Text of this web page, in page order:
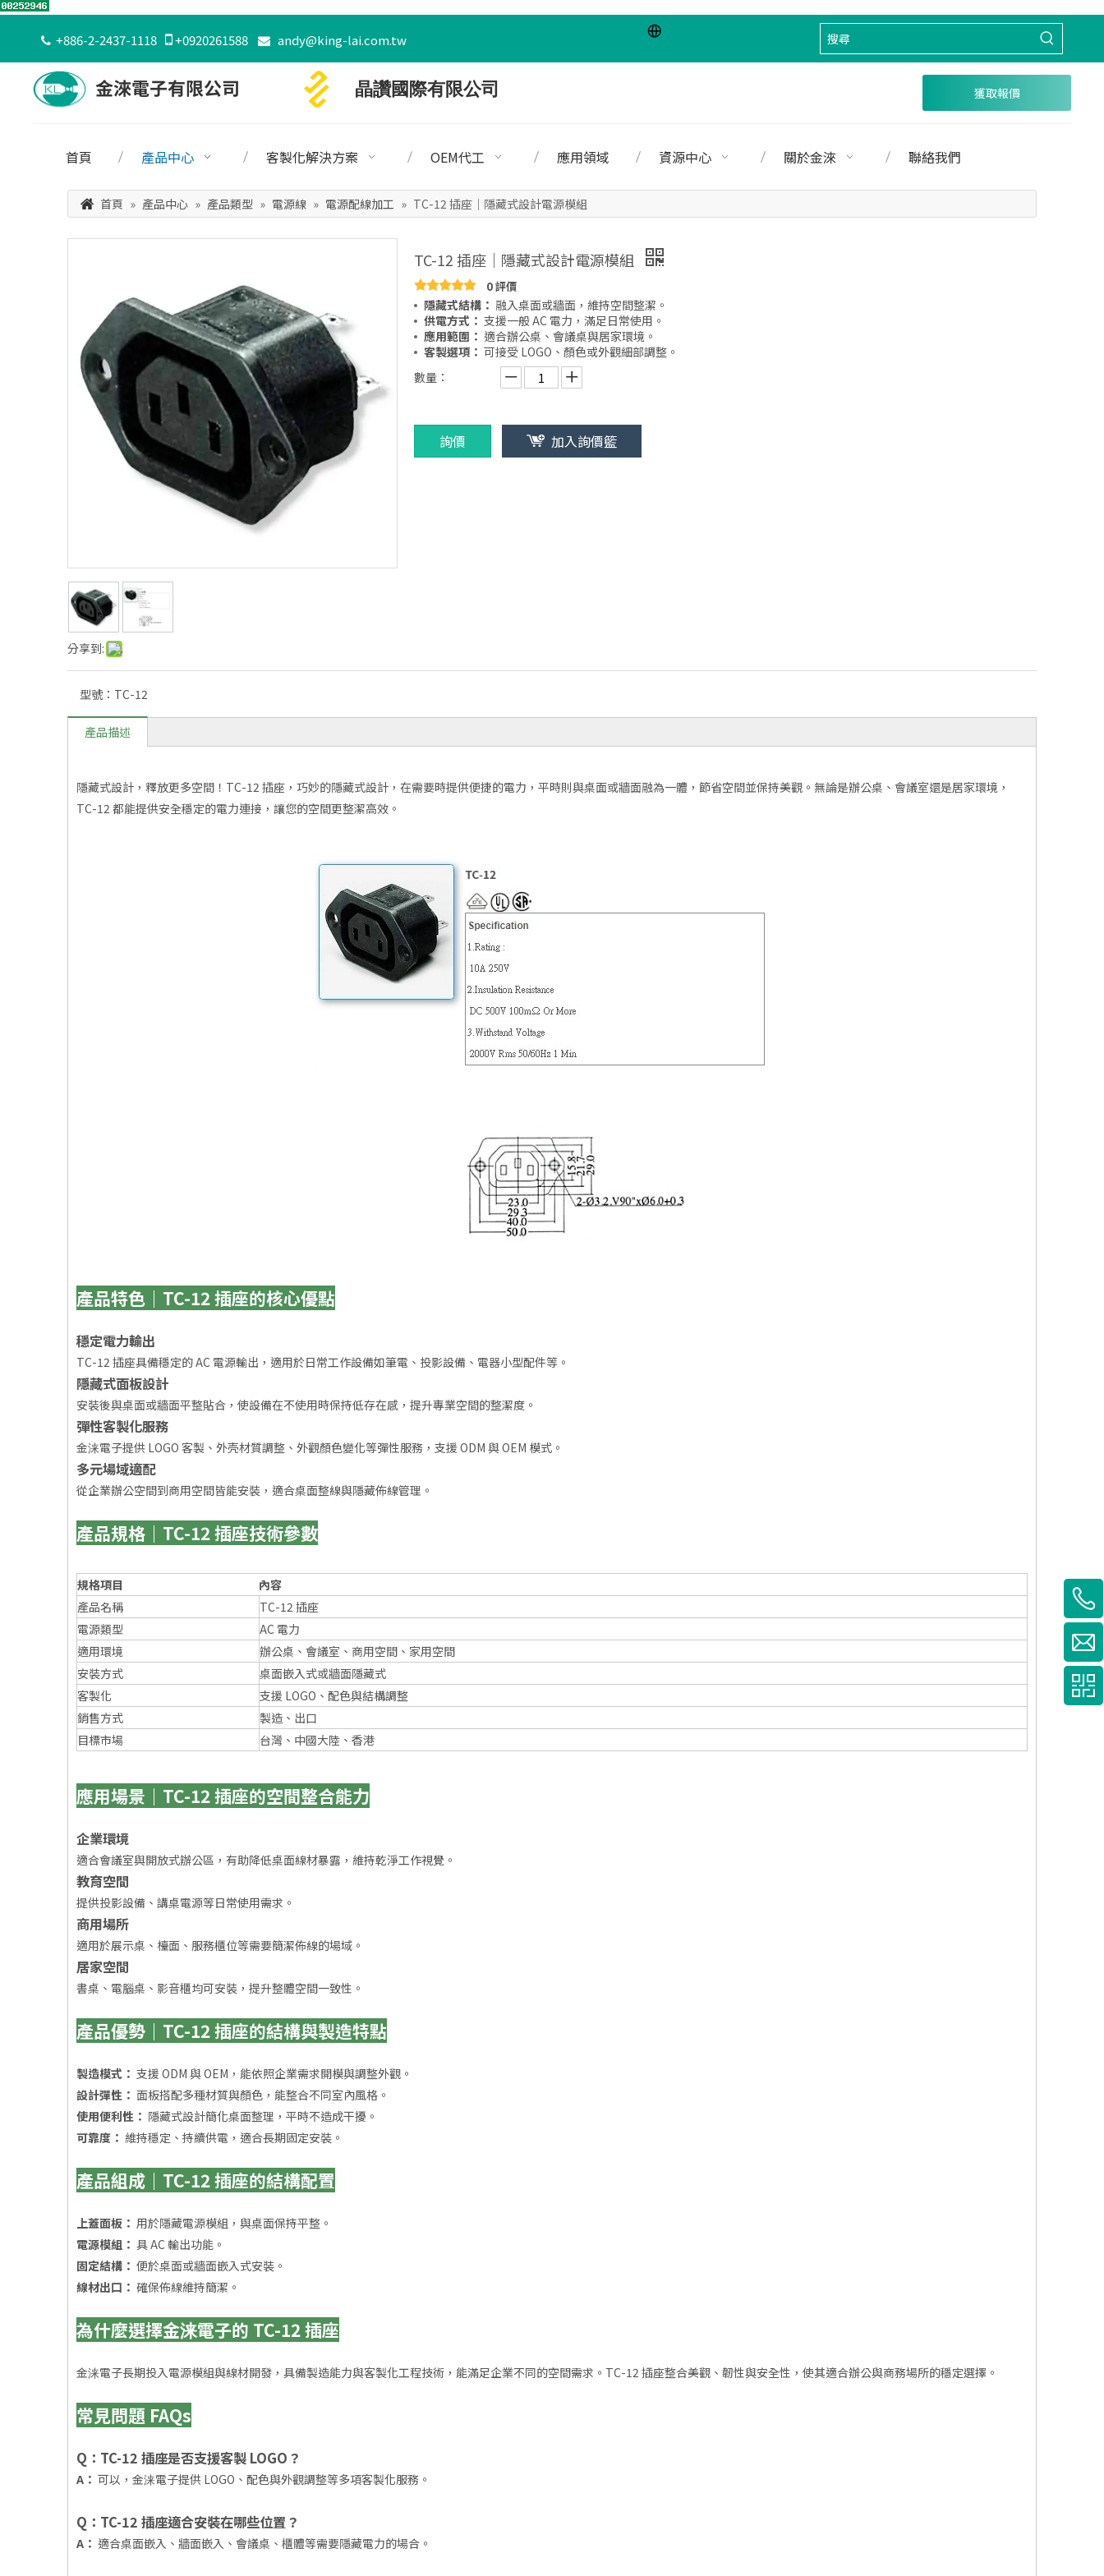
 +886-2-2437-1118 +0920261588  andy@king-lai.com.tw
獲取報價
首頁 產品中心 客製化解決方案 OEM代工 應用領域 資源中心 關於金淶 聯絡我們
首頁 » 產品中心 » 產品類型 » 電源線 » 電源配線加工 » TC-12 插座｜隱藏式設計電源模組
分享到:
TC-12 插座｜隱藏式設計電源模組
0 評價
隱藏式結構： 融入桌面或牆面，維持空間整潔。
供電方式： 支援一般 AC 電力，滿足日常使用。
應用範圍： 適合辦公桌、會議桌與居家環境。
客製選項： 可接受 LOGO、顏色或外觀細部調整。
數量：
詢價 加入詢價籃
型號： TC-12
產品描述
隱藏式設計，釋放更多空間！TC-12 插座，巧妙的隱藏式設計，在需要時提供便捷的電力，平時則與桌面或牆面融為一體，節省空間並保持美觀。無論是辦公桌、會議室還是居家環境，
TC-12 都能提供安全穩定的電力連接，讓您的空間更整潔高效。
產品特色｜TC-12 插座的核心優點
穩定電力輸出
TC-12 插座具備穩定的 AC 電源輸出，適用於日常工作設備如筆電、投影設備、電器小型配件等。
隱藏式面板設計
安裝後與桌面或牆面平整貼合，使設備在不使用時保持低存在感，提升專業空間的整潔度。
彈性客製化服務
金涞電子提供 LOGO 客製、外壳材質調整、外觀顏色變化等彈性服務，支援 ODM 與 OEM 模式。
多元場域適配
從企業辦公空間到商用空間皆能安裝，適合桌面整線與隱藏佈線管理。
產品規格｜TC-12 插座技術參數
規格項目
內容
產品名稱
TC-12 插座
電源類型
AC 電力
適用環境
辦公桌、會議室、商用空間、家用空間
安裝方式
桌面嵌入式或牆面隱藏式
客製化
支援 LOGO、配色與結構調整
銷售方式
製造、出口
目標市場
台灣、中國大陸、香港
應用場景｜TC-12 插座的空間整合能力
企業環境
適合會議室與開放式辦公區，有助降低桌面線材暴露，維持乾淨工作視覺。
教育空間
提供投影設備、講桌電源等日常使用需求。
商用場所
適用於展示桌、檯面、服務櫃位等需要簡潔佈線的場域。
居家空間
書桌、電腦桌、影音櫃均可安裝，提升整體空間一致性。
產品優勢｜TC-12 插座的結構與製造特點
製造模式： 支援 ODM 與 OEM，能依照企業需求開模與調整外觀。
設計彈性： 面板搭配多種材質與顏色，能整合不同室內風格。
使用便利性： 隱藏式設計簡化桌面整理，平時不造成干擾。
可靠度： 維持穩定、持續供電，適合長期固定安裝。
產品組成｜TC-12 插座的結構配置
上蓋面板： 用於隱藏電源模組，與桌面保持平整。
電源模組： 具 AC 輸出功能。
固定結構： 便於桌面或牆面嵌入式安裝。
線材出口： 確保佈線維持簡潔。
為什麼選擇金涞電子的 TC-12 插座
金涞電子長期投入電源模組與線材開發，具備製造能力與客製化工程技術，能滿足企業不同的空間需求。TC-12 插座整合美觀、韌性與安全性，使其適合辦公與商務場所的穩定選擇。
常見問題 FAQs
Q：TC-12 插座是否支援客製 LOGO？
A： 可以，金涞電子提供 LOGO、配色與外觀調整等多項客製化服務。
Q：TC-12 插座適合安裝在哪些位置？
A： 適合桌面嵌入、牆面嵌入、會議桌、櫃體等需要隱藏電力的場合。